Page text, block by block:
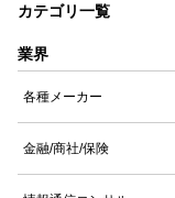
カテゴリ一覧
業界
各種メーカー
金融/商社/保険